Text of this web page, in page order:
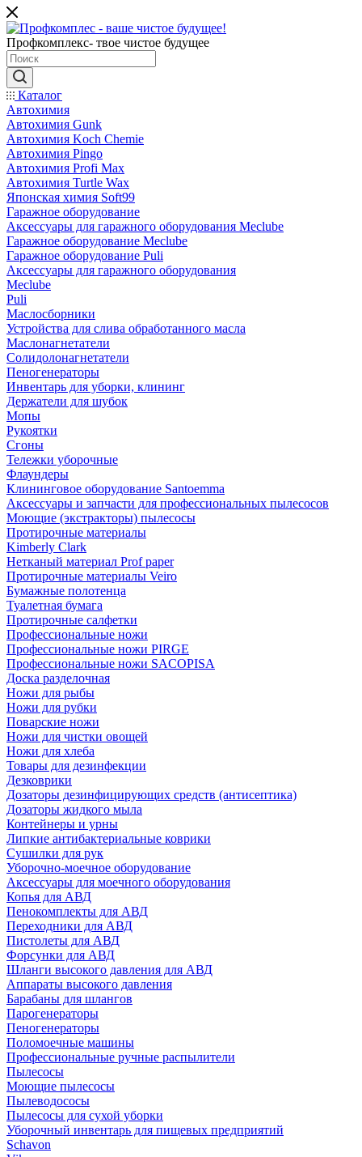
Профкомплекс- твое чистое будущее
Каталог
Автохимия
Автохимия Gunk
Автохимия Koch Chemie
Автохимия Pingo
Автохимия Profi Max
Автохимия Turtle Wax
Японская химия Soft99
Гаражное оборудование
Аксессуары для гаражного оборудования Meclube
Гаражное оборудование Meclube
Гаражное оборудование Puli
Аксессуары для гаражного оборудования
Meclube
Puli
Маслосборники
Устройства для слива обработанного масла
Маслонагнетатели
Солидолонагнетатели
Пеногенераторы
Инвентарь для уборки, клининг
Держатели для шубок
Мопы
Рукоятки
Сгоны
Тележки уборочные
Флаундеры
Клининговое оборудование Santoemma
Аксессуары и запчасти для профессиональных пылесосов
Моющие (экстракторы) пылесосы
Протирочные материалы
Kimberly Clark
Нетканый материал Prof paper
Протирочные материалы Veiro
Бумажные полотенца
Туалетная бумага
Протирочные салфетки
Профессиональные ножи
Профессиональные ножи PIRGE
Профессиональные ножи SACOPISA
Доска разделочная
Ножи для рыбы
Ножи для рубки
Поварские ножи
Ножи для чистки овощей
Ножи для хлеба
Товары для дезинфекции
Дезковрики
Дозаторы дезинфицирующих средств (антисептика)
Дозаторы жидкого мыла
Контейнеры и урны
Липкие антибактериальные коврики
Сушилки для рук
Уборочно-моечное оборудование
Аксессуары для моечного оборудования
Копья для АВД
Пенокомплекты для АВД
Переходники для АВД
Пистолеты для АВД
Форсунки для АВД
Шланги высокого давления для АВД
Аппараты высокого давления
Барабаны для шлангов
Парогенераторы
Пеногенераторы
Поломоечные машины
Профессиональные ручные распылители
Пылесосы
Моющие пылесосы
Пылеводососы
Пылесосы для сухой уборки
Уборочный инвентарь для пищевых предприятий
Schavon